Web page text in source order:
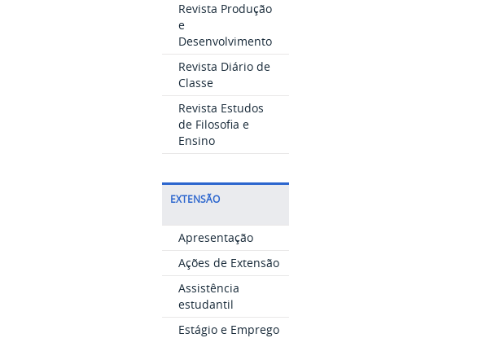
Revista Produção
e
Desenvolvimento
Revista Diário de
Classe
Revista Estudos
de Filosofia e
Ensino
EXTENSÃO
Apresentação
Ações de Extensão
Assistência
estudantil
Estágio e Emprego